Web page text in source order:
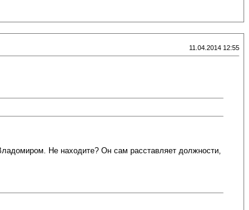
11.04.2014 12:55
Не находите? Он сам расставляет должности,